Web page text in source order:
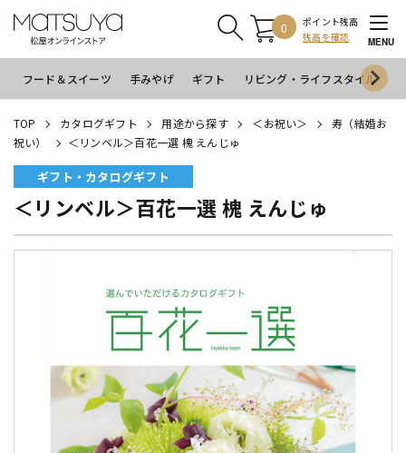
0
ポイント残高
残高を確認
MENU
フード＆スイーツ 手みやげ ギフト リビング・ライフスタイル
TOP カタログギフト 用途から探す ＜お祝い＞
寿（結婚お
祝い）
＜リンベル＞百花一選 槐 えんじゅ
ギフト・カタログギフト
＜リンベル＞百花一選 槐 えんじゅ